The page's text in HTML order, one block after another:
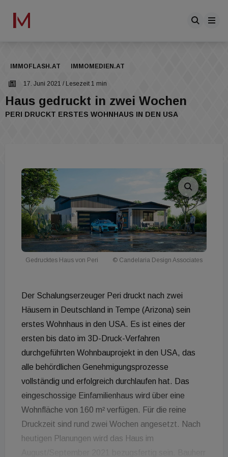
IMMOFLASH.AT IMMOMEDIEN.AT
17. Juni 2021 / Lesezeit 1 min
Haus gedruckt in zwei Wochen
PERI DRUCKT ERSTES WOHNHAUS IN DEN USA
Gedrucktes Haus von Peri © Candelaria Design Associates
Der Schalungserzeuger Peri druckt nach zwei
Häusern in Deutschland in Tempe (Arizona) sein
erstes Wohnhaus in den USA. Es ist eines der
ersten bis dato im 3D-Druck-Verfahren
durchgeführten Wohnbauprojekt in den USA, das
alle behördlichen Genehmigungsprozesse
vollständig und erfolgreich durchlaufen hat. Das
eingeschossige Einfamilienhaus wird über eine
Wohnfläche von 160 m² verfügen. Für die reine
Druckzeit sind rund zwei Wochen angesetzt. Nach
heutigen Planungen wird das Haus im